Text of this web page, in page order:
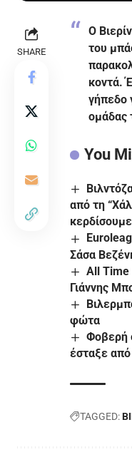
SHARE
Ο
του
κοντά.
γήπεδο
ομάδας
You
από τη
Σάσα
All Time
Γιάννης
φώτα
Φοβερή
έσταξε
TAGGED: